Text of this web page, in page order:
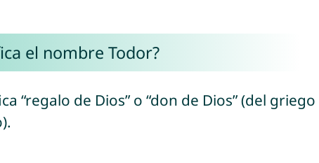
el nombre Todor?
“regalo de Dios” o “don de Dios” (del